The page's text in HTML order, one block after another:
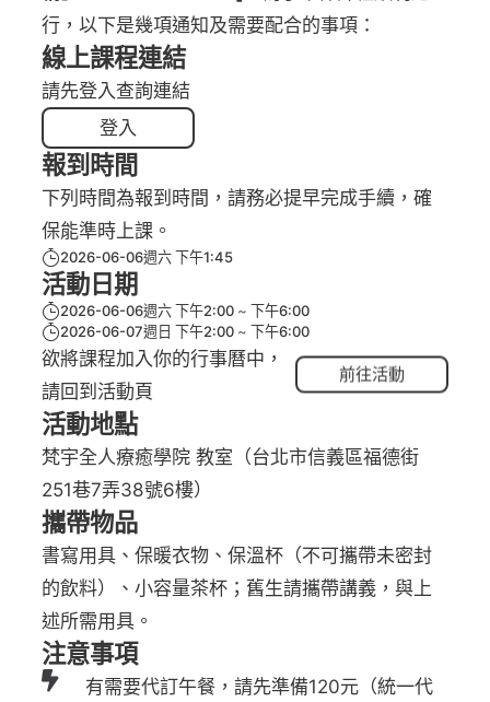
行，以下是幾項通知及需要配合的事項：
線上課程連結
請先登入查詢連結
登入
報到時間
下列時間為報到時間，請務必提早完成手續，確
保能準時上課。
2026-06-06週六 下午1:45
活動日期
2026-06-06週六 下午2:00
下午6:00
2026-06-07週日 下午2:00
下午6:00
欲將課程加入你的行事曆中，
請回到活動頁
前往活動
活動地點
梵宇全人療癒學院 教室（台北市信義區福德街
251巷7弄38號6樓）
攜帶物品
書寫用具、保暖衣物、保溫杯（不可攜帶未密封
的飲料）、小容量茶杯；舊生請攜帶講義，與上
述所需用具。
注意事項
有需要代訂午餐，請先準備120元（統一代